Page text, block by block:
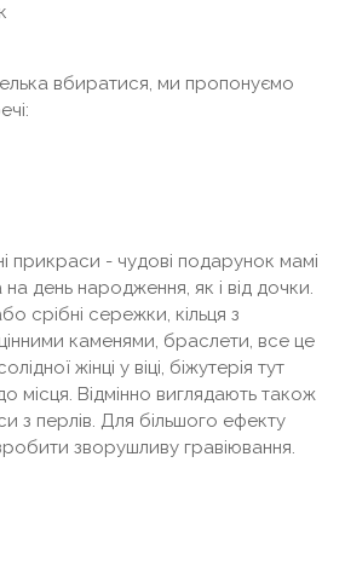
вбиратися, ми пропонуємо
прикраси - чудові подарунок мамі
на день народження, як і від дочки.
срібні сережки, кільця з
каменями, браслети, все це
жінці у віці, біжутерія тут
місця. Відмінно виглядають також
з перлів. Для більшого ефекту
зворушливу гравіювання.